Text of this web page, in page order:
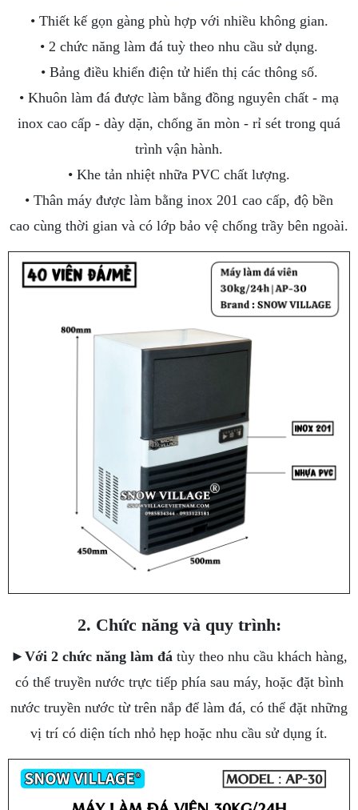
• Thiết kế gọn gàng phù hợp với nhiều không gian.
• 2 chức năng làm đá tuỳ theo nhu cầu sử dụng.
• Bảng điều khiển điện tử hiển thị các thông số.
• Khuôn làm đá được làm bằng đồng nguyên chất - mạ
inox cao cấp - dày dặn, chống ăn mòn - rỉ sét trong quá
trình vận hành.
• Khe tản nhiệt nhữa PVC chất lượng.
• Thân máy được làm bằng inox 201 cao cấp, độ bền
cao cùng thời gian và có lớp bảo vệ chống trầy bên ngoài.
2. Chức năng và quy trình:
► Với 2 chức năng làm đá tùy theo nhu cầu khách hàng,
có thể truyền nước trực tiếp phía sau máy, hoặc đặt bình
nước truyền nước từ trên nắp để làm đá, có thể đặt những
vị trí có diện tích nhỏ hẹp hoặc nhu cầu sử dụng ít.